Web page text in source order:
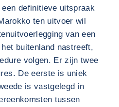
definitieve uitspraak
ten uitvoer wil
van een
buitenland nastreeft,
volgen. Er zijn twee
De eerste is uniek
is vastgelegd in
tussen